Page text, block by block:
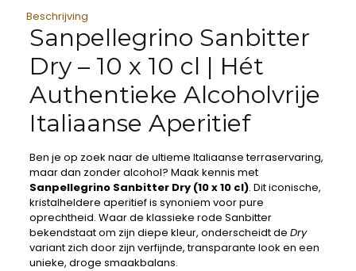
Beschrijving
Sanpellegrino Sanbitter
Dry – 10 x 10 cl | Hét
Authentieke Alcoholvrije
Italiaanse Aperitief
Ben je op zoek naar de ultieme Italiaanse terraservaring,
maar dan zonder alcohol? Maak kennis met
Sanpellegrino Sanbitter Dry (10 x 10 cl). Dit iconische,
kristalheldere aperitief is synoniem voor pure
oprechtheid. Waar de klassieke rode Sanbitter
bekendstaat om zijn diepe kleur, onderscheidt de Dry
variant zich door zijn verfijnde, transparante look en een
unieke, droge smaakbalans.